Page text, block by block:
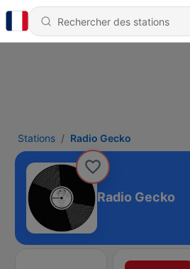
Stations Radio Gecko
Radio Gecko